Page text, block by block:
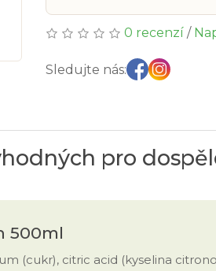
0 recenzí /
Sledujte nás:
pro
500ml
(cukr), citric acid (kyselina